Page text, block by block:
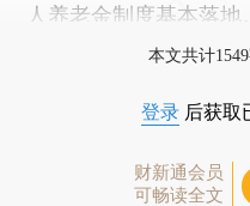
人养老金制度基本落地。
本文共计
登录 后获取
财新通会员
可畅读全文